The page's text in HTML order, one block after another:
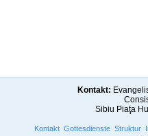
Kontakt:
Sibiu Piaţa
Kontakt Gottesdienste Struktur